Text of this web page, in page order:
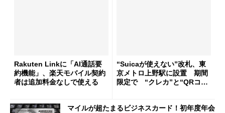
Rakuten Linkに「AI通話要
約機能」、楽天モバイル契約
者は追加料金なしで使える
“Suicaが使えない”改札、東
京メトロ上野駅に設置 期間
限定で “クレカ”と“QRコー
マイルが超たまるビジネスカード！初年度年会